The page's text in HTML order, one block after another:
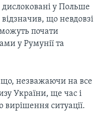
дислоковані у Польше
що невдовзі
почати
у Румунії та
що, незважаючи на все
України, ще час і
вирішення ситуації.